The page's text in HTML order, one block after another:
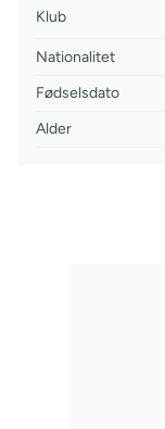
Klub
Nationalitet
Fødselsdato
Alder